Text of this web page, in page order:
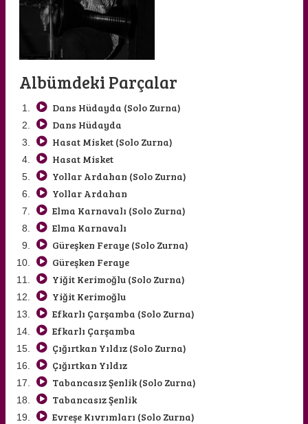
YAŞAR AKPENÇE
Albümdeki Parçalar
Dans Hüdayda (Solo Zurna)
Dans Hüdayda
Hasat Misket (Solo Zurna)
Hasat Misket
Yollar Ardahan (Solo Zurna)
Yollar Ardahan
Elma Karnavalı (Solo Zurna)
Elma Karnavalı
Güreşken Feraye (Solo Zurna)
Güreşken Feraye
Yiğit Kerimoğlu (Solo Zurna)
Yiğit Kerimoğlu
Efkarlı Çarşamba (Solo Zurna)
Efkarlı Çarşamba
Çığırtkan Yıldız (Solo Zurna)
Çığırtkan Yıldız
Tabancasız Şenlik (Solo Zurna)
Tabancasız Şenlik
Evreşe Kıvrımları (Solo Zurna)